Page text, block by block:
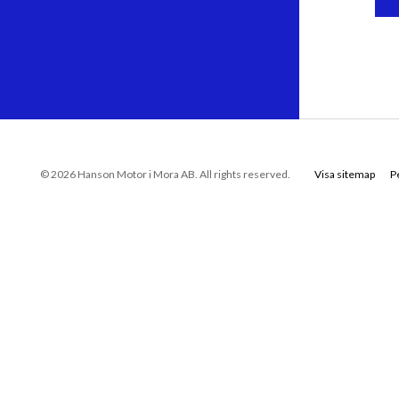
© 2026 Hanson Motor i Mora AB. All rights reserved. Visa sitemap